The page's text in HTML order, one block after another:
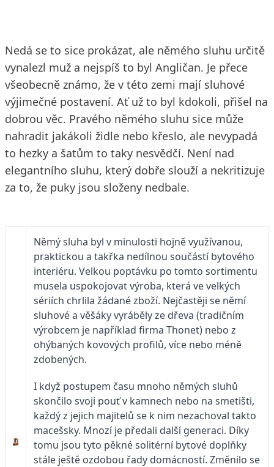
Nedá se to sice prokázat, ale němého sluhu určitě
vynalezl muž a nejspíš to byl Angličan. Je přece
všeobecně známo, že v této zemi mají sluhové
výjimečné postavení. Ať už to byl kdokoli, přišel na
dobrou věc. Pravého němého sluhu sice může
nahradit jakákoli židle nebo křeslo, ale nevypadá
to hezky a šatům to taky nesvědčí. Není nad
elegantního sluhu, který dobře slouží a nekritizuje
za to, že puky jsou složeny nedbale.
Němý sluha byl v minulosti hojně využívanou,
praktickou a takřka nedílnou součástí bytového
interiéru. Velkou poptávku po tomto sortimentu
musela uspokojovat výroba, která ve velkých
sériích chrlila žádané zboží. Nejčastěji se němí
sluhové a věšáky vyráběly ze dřeva (tradičním
výrobcem je například firma Thonet) nebo z
ohýbaných kovových profilů, více nebo méně
zdobených.
I když postupem času mnoho němých sluhů
skončilo svoji pouť v kamnech nebo na smetišti,
každý z jejich majitelů se k nim nezachoval takto
macešsky. Mnozí je předali další generaci. Díky
tomu jsou tyto pěkné solitérní bytové doplňky
stále ještě ozdobou řady domácností. Změnilo se